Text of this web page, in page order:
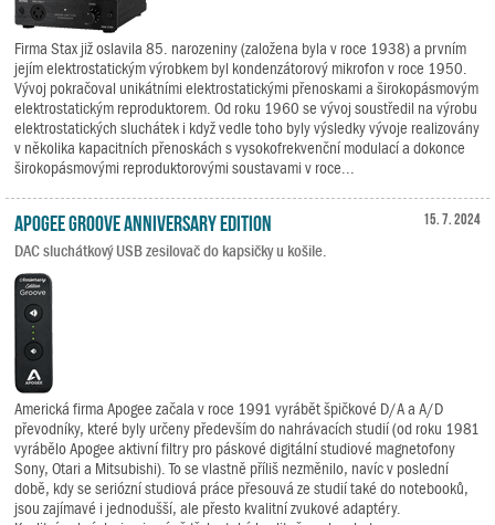
Firma Stax již oslavila 85. narozeniny (založena byla v roce 1938) a prvním
jejím elektrostatickým výrobkem byl kondenzátorový mikrofon v roce 1950.
Vývoj pokračoval unikátními elektrostatickými přenoskami a širokopásmovým
elektrostatickým reproduktorem. Od roku 1960 se vývoj soustředil na výrobu
elektrostatických sluchátek i když vedle toho byly výsledky vývoje realizovány
v několika kapacitních přenoskách s vysokofrekvenční modulací a dokonce
širokopásmovými reproduktorovými soustavami v roce...
15. 7. 2024
Apogee Groove Anniversary Edition
DAC sluchátkový USB zesilovač do kapsičky u košile.
Americká firma Apogee začala v roce 1991 vyrábět špičkové D/A a A/D
převodníky, které byly určeny především do nahrávacích studií (od roku 1981
vyrábělo Apogee aktivní filtry pro páskové digitální studiové magnetofony
Sony, Otari a Mitsubishi). To se vlastně příliš nezměnilo, navíc v poslední
době, kdy se seriózní studiová práce přesouvá ze studií také do notebooků,
jsou zajímavé i jednodušší, ale přesto kvalitní zvukové adaptéry.